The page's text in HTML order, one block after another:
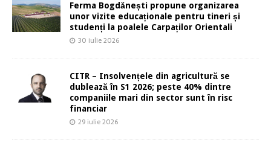
Ferma Bogdănești propune organizarea
unor vizite educaționale pentru tineri și
studenți la poalele Carpaților Orientali
30 iulie 2026
CITR – Insolvențele din agricultură se
dublează în S1 2026; peste 40% dintre
companiile mari din sector sunt în risc
financiar
29 iulie 2026